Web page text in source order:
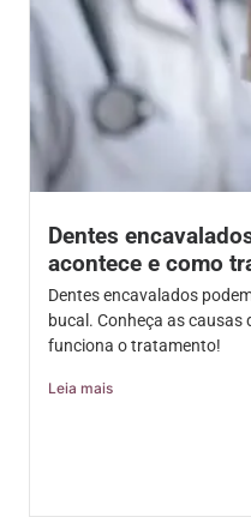
Dentes
acontece e como
Dentes encavalados
bucal. Conheça as causas
funciona o tratamento!
Leia mais